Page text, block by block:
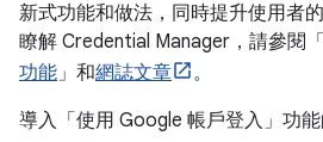
新式功能和做法，同時提升使用者
瞭解 Credential Manager，請參閱「
功能」和網誌文章
。
導入「使用 Google 帳戶登入」功能